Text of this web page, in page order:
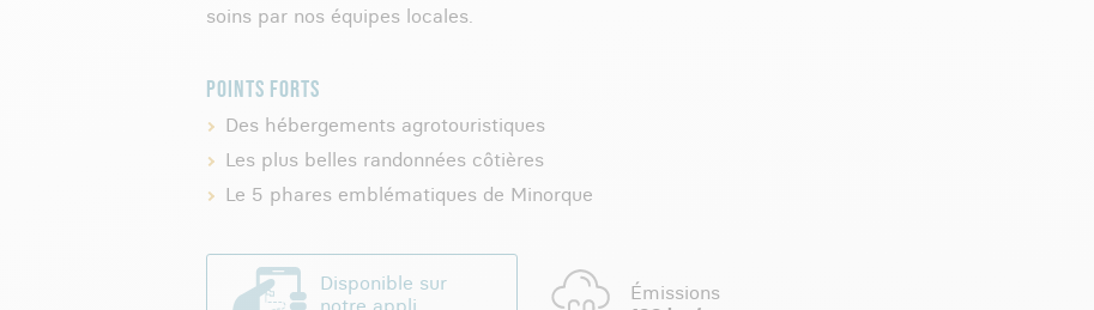
soins par nos équipes locales.
POINTS FORTS
Des hébergements agrotouristiques
Les plus belles randonnées côtières
Le 5 phares emblématiques de Minorque
Disponible sur
notre appli
Émissions